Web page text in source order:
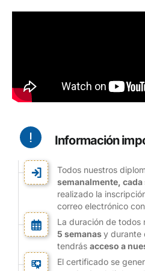
Información
Todos nuestros
semanalmente, cada
realizado la
correo electrónico
La duración de todos
5 semanasy durante
tendrás acceso a
El certificado se